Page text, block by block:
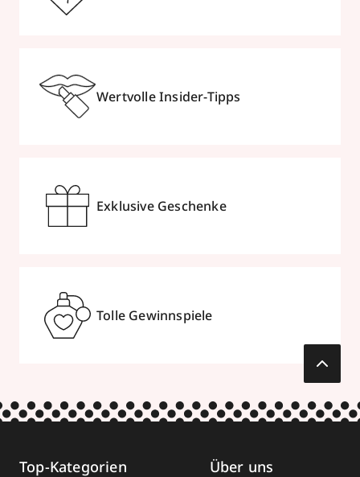
Wertvolle Insider-Tipps
Exklusive Geschenke
Tolle Gewinnspiele
Top-Kategorien Über uns